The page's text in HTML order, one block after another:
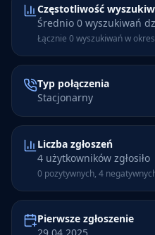
Częstotliwość
Średnio 0 wyszukiwań
Łącznie 0 wyszukiwań w
Typ połączenia
Stacjonarny
Liczba zgłoszeń
4 użytkowników zgłosiło
0 pozytywnych, 4
Pierwsze zgłoszenie